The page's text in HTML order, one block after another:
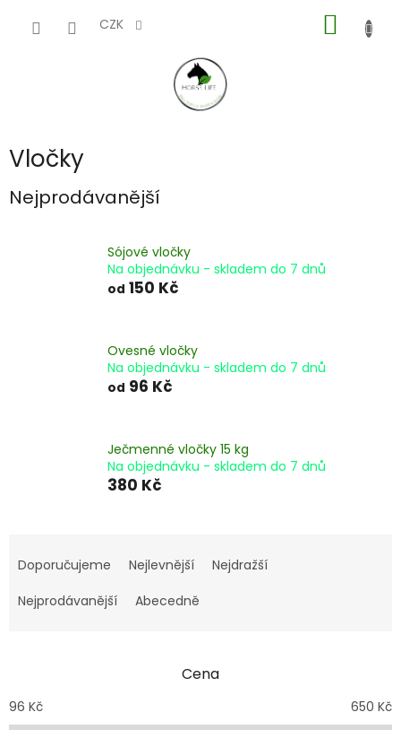
CZK
KOŠÍK
Vločky
Nejprodávanější
Sójové vločky
Na objednávku - skladem do 7 dnů
od 150 Kč
Ovesné vločky
Na objednávku - skladem do 7 dnů
od 96 Kč
Ječmenné vločky 15 kg
Na objednávku - skladem do 7 dnů
380 Kč
a
e
o
d
Doporučujeme Nejlevnější
Nejdražší
Nejprodávanější
Abecedně
Cena
96 Kč 650 Kč